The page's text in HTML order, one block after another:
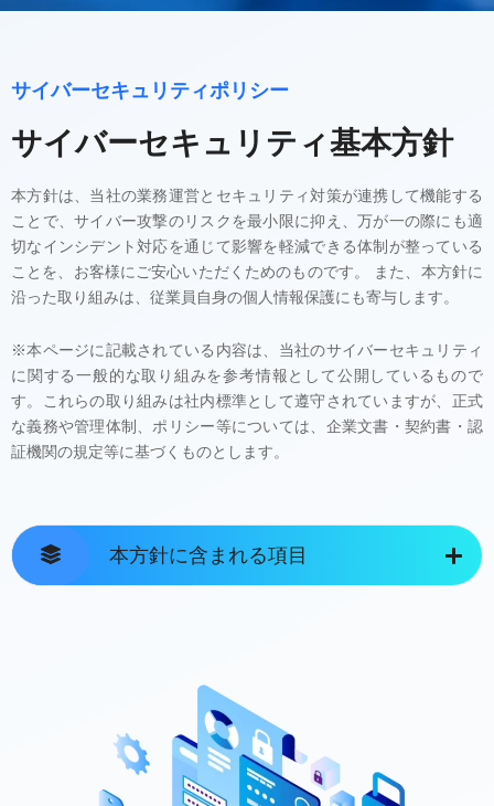
サイバーセキュリティポリシー
サイバーセキュリティ基本方針
本方針は、当社の業務運営とセキュリティ対策が連携して機能する
ことで、サイバー攻撃のリスクを最小限に抑え、万が一の際にも適
切なインシデント対応を通じて影響を軽減できる体制が整っている
ことを、お客様にご安心いただくためのものです。 また、本方針に
沿った取り組みは、従業員自身の個人情報保護にも寄与します。
※本ページに記載されている内容は、当社のサイバーセキュリティ
に関する一般的な取り組みを参考情報として公開しているもので
す。これらの取り組みは社内標準として遵守されていますが、正式
な義務や管理体制、ポリシー等については、企業文書・契約書・認
証機関の規定等に基づくものとします。
本方針に含まれる項目